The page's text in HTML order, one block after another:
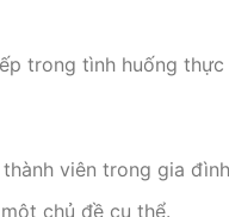
trong tình huống
viên trong gia
chủ đề cụ thể.